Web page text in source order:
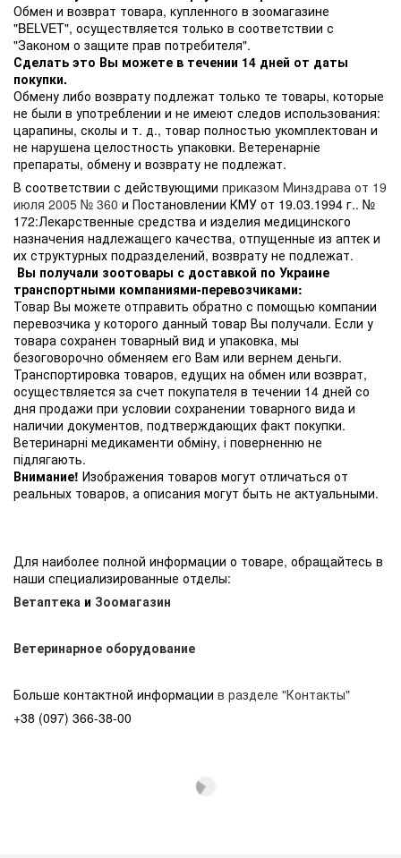
Обмен и возврат товара, купленного в зоомагазине
"BELVET", осуществляется только в соответствии с
"Законом о защите прав потребителя".
Сделать это Вы можете в течении 14 дней от даты
покупки.
Обмену либо возврату подлежат только те товары, которые
не были в употреблении и не имеют следов использования:
царапины, сколы и т. д., товар полностью укомплектован и
не нарушена целостность упаковки. Ветеренарніе
препараты, обмену и возврату не подлежат.
В соответствии с действующими приказом Минздрава от 19
июля 2005 № 360 и Постановлении КМУ от 19.03.1994 г.. №
172:Лекарственные средства и изделия медицинского
назначения надлежащего качества, отпущенные из аптек и
их структурных подразделений, возврату не подлежат.
Вы получали зоотовары с доставкой по Украине
транспортными компаниями-перевозчиками:
Товар Вы можете отправить обратно с помощью компании
перевозчика у которого данный товар Вы получали. Если у
товара сохранен товарный вид и упаковка, мы
безоговорочно обменяем его Вам или вернем деньги.
Транспортировка товаров, едущих на обмен или возврат,
осуществляется за счет покупателя в течении 14 дней со
дня продажи при условии сохранении товарного вида и
наличии документов, подтверждающих факт покупки.
Ветеринарні медикаменти обміну, і поверненню не
підлягають.
Внимание! Изображения товаров могут отличаться от
реальных товаров, а описания могут быть не актуальными.
Для наиболее полной информации о товаре, обращайтесь в
наши специализированные отделы:
Ветаптека и Зоомагазин
Ветеринарное оборудование
Больше контактной информации в разделе "Контакты"
+38 (097) 366-38-00